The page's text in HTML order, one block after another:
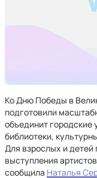
Ко Дню Победы в
подготовили
объединит городские
библиотеки,
Для взрослых и детей
выступления
сообщила Наталья